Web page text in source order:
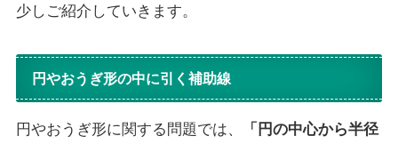
少しご紹介していきます。
円やおうぎ形の中に引く補助線
円やおうぎ形に関する問題では、
「円の中心から半径